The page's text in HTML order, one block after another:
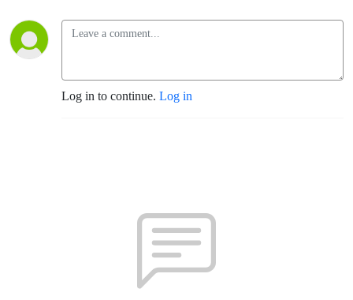
Log in to continue. Log in